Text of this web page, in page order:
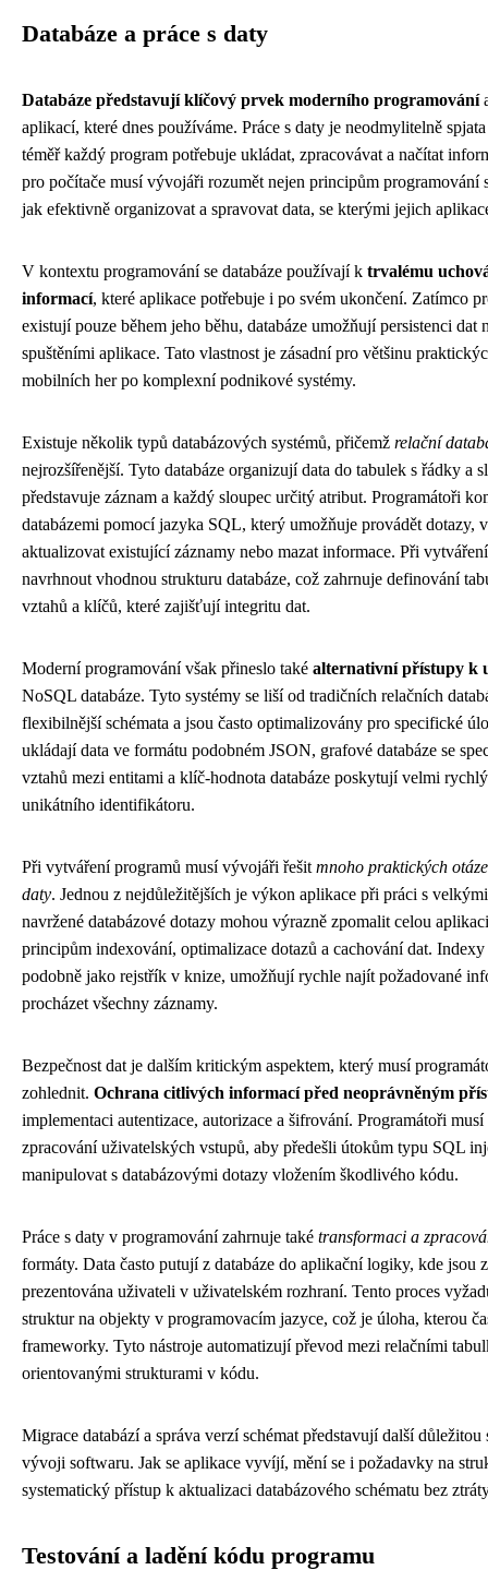
Databáze a práce s daty
Databáze představují klíčový prvek moderního programování
aplikací, které dnes používáme. Práce s daty je neodmylitelně
téměř každý program potřebuje ukládat, zpracovávat a načítat
pro počítače musí vývojáři rozumět nejen principům programování
jak efektivně organizovat a spravovat data, se kterými jejich
V kontextu programování se databáze používají k trvalému
informací, které aplikace potřebuje i po svém ukončení. Zatímco
existují pouze během jeho běhu, databáze umožňují persistenci
spuštěními aplikace. Tato vlastnost je zásadní pro většinu
mobilních her po komplexní podnikové systémy.
Existuje několik typů databázových systémů, přičemž relační
nejrozšířenější. Tyto databáze organizují data do tabulek s řádky a
představuje záznam a každý sloupec určitý atribut. Programátoři
databázemi pomocí jazyka SQL, který umožňuje provádět dotazy,
aktualizovat existující záznamy nebo mazat informace. Při
navrhnout vhodnou strukturu databáze, což zahrnuje definování
vztahů a klíčů, které zajišťují integritu dat.
Moderní programování však přineslo také alternativní přístupy k
NoSQL databáze. Tyto systémy se liší od tradičních relačních
flexibilnější schémata a jsou často optimalizovány pro specifické
ukládají data ve formátu podobném JSON, grafové databáze se
vztahů mezi entitami a klíč-hodnota databáze poskytují velmi
unikátního identifikátoru.
Při vytváření programů musí vývojáři řešit mnoho praktických
daty. Jednou z nejdůležitějších je výkon aplikace při práci s
navržené databázové dotazy mohou výrazně zpomalit celou
principům indexování, optimalizace dotazů a cachování dat.
podobně jako rejstřík v knize, umožňují rychle najít požadované
procházet všechny záznamy.
Bezpečnost dat je dalším kritickým aspektem, který musí
zohlednit. Ochrana citlivých informací před neoprávněným
implementaci autentizace, autorizace a šifrování. Programátoři
zpracování uživatelských vstupů, aby předešli útokům typu SQL
manipulovat s databázovými dotazy vložením škodlivého kódu.
Práce s daty v programování zahrnuje také transformaci a
formáty. Data často putují z databáze do aplikační logiky, kde jsou
prezentována uživateli v uživatelském rozhraní. Tento proces
struktur na objekty v programovacím jazyce, což je úloha, kterou
frameworky. Tyto nástroje automatizují převod mezi relačními
orientovanými strukturami v kódu.
Migrace databází a správa verzí schémat představují další důležitou
vývoji softwaru. Jak se aplikace vyvíjí, mění se i požadavky na
systematický přístup k aktualizaci databázového schématu bez
Testování a ladění kódu programu